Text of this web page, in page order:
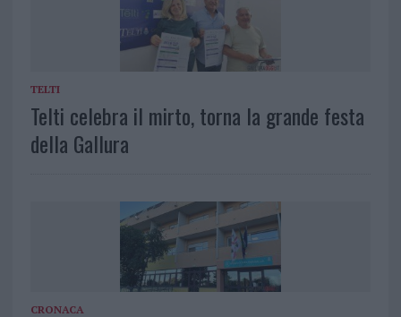
TELTI
Telti celebra il mirto, torna la grande festa
della Gallura
CRONACA